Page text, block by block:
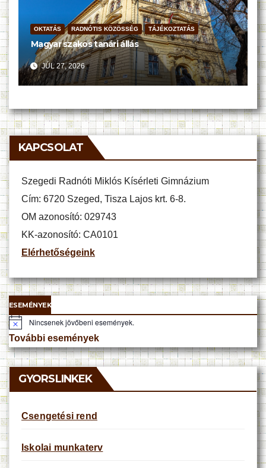
OKTATÁS RADNÓTIS KÖZÖSSÉG TÁJÉKOZTATÁS
Magyar szakos tanári állás
JÚL 27, 2026
KAPCSOLAT
Szegedi Radnóti Miklós Kísérleti Gimnázium
Cím: 6720 Szeged, Tisza Lajos krt. 6-8.
OM azonosító: 029743
KK-azonosító: CA0101
Elérhetőségeink
ESEMÉNYEK
N
o
t
i
c
e
Nincsenek jövőbeni események.
További események
GYORSLINKEK
Csengetési rend
Iskolai munkaterv